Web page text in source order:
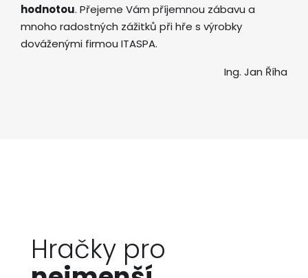
hodnotou. Přejeme Vám příjemnou zábavu a
mnoho radostných zážitků při hře s výrobky
dováženými firmou ITASPA.
Ing. Jan Říha
Hračky pro